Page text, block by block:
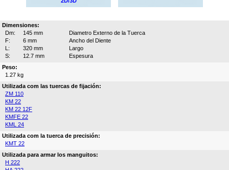
Dimensiones:
Dm:
145 mm
Diametro Externo de la Tuerca
F:
6 mm
Ancho del Diente
L:
320 mm
Largo
S:
12.7 mm
Espesura
Peso:
1.27 kg
Utilizada com las tuercas de fijación:
ZM 110
KM 22
KM 22 12F
KMFE 22
KML 24
Utilizada com la tuerca de precisión:
KMT 22
Utilizada para armar los manguitos:
H 222